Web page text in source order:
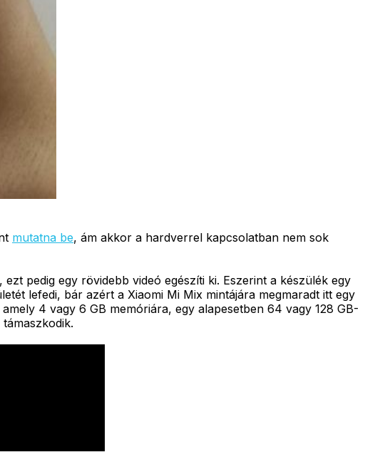
mutatna be, ám akkor a hardverrel kapcsolatban nem sok
pedig egy rövidebb videó egészíti ki. Eszerint a készülék egy
lefedi, bár azért a Xiaomi Mi Mix mintájára megmaradt itt egy
4 vagy 6 GB memóriára, egy alapesetben 64 vagy 128 GB-